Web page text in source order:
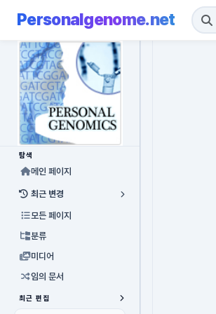
Personalgenome.net
탐색
메인 페이지
최근 변경
모든 페이지
분류
미디어
임의 문서
최근 편집